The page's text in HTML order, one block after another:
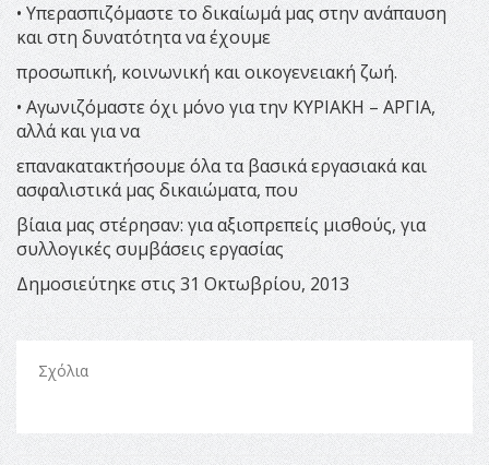
• Υπερασπιζόμαστε το δικαίωμά μας στην ανάπαυση
και στη δυνατότητα να έχουμε
προσωπική, κοινωνική και οικογενειακή ζωή.
• Αγωνιζόμαστε όχι μόνο για την ΚΥΡΙΑΚΗ – ΑΡΓΙΑ,
αλλά και για να
επανακατακτήσουμε όλα τα βασικά εργασιακά και
ασφαλιστικά μας δικαιώματα, που
βίαια μας στέρησαν: για αξιοπρεπείς μισθούς, για
συλλογικές συμβάσεις εργασίας
Δημοσιεύτηκε στις 31 Οκτωβρίου, 2013
Σχόλια